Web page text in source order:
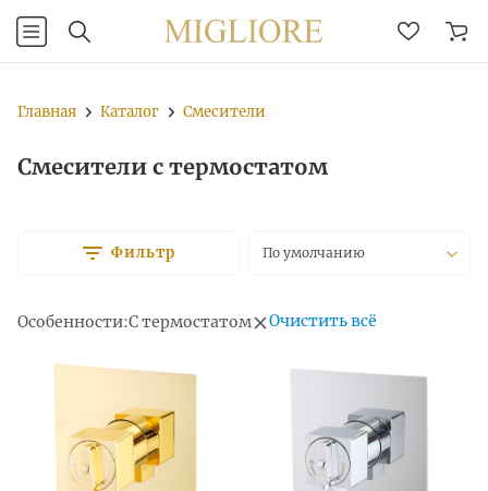
Главная Каталог Смесители
Смесители с термостатом
Фильтр По умолчанию
Особенности:С термостатом Очистить всё